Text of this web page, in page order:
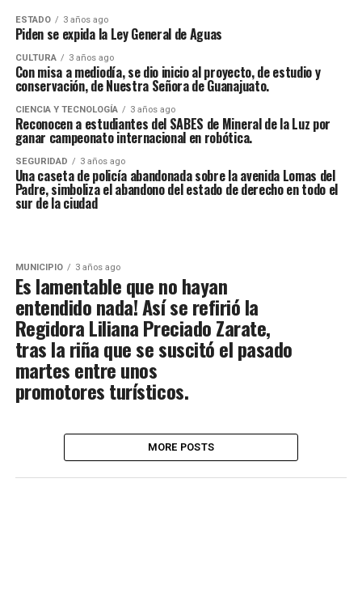
ESTADO 3 años ago
Piden se expida la Ley General de Aguas
CULTURA 3 años ago
Con misa a mediodía, se dio inicio al proyecto, de estudio y
conservación, de Nuestra Señora de Guanajuato.
CIENCIA Y TECNOLOGÍA 3 años ago
Reconocen a estudiantes del SABES de Mineral de la Luz por
ganar campeonato internacional en robótica.
SEGURIDAD 3 años ago
Una caseta de policía abandonada sobre la avenida Lomas del
Padre, simboliza el abandono del estado de derecho en todo el
sur de la ciudad
MUNICIPIO 3 años ago
Es lamentable que no hayan
entendido nada! Así se refirió la
Regidora Liliana Preciado Zarate,
tras la riña que se suscitó el pasado
martes entre unos
promotores turísticos.
MORE POSTS